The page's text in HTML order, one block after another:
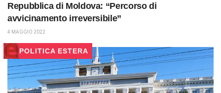
Repubblica di Moldova: “Percorso di
avvicinamento irreversibile”
4 MAGGIO 2022
POLITICA ESTERA